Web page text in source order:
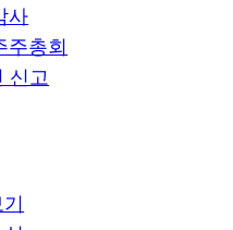
사
주총회
신고